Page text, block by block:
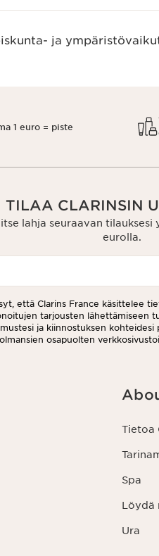
ja
1 euro = piste
TILAA CLARINSIN
lahja seuraavan
eurolla.
että Clarins France käsittelee
tarjousten lähettämiseen
ja kiinnostuksen kohteidesi
osapuolten
peruuttaa suostumuksesi milloin
Tietoa
Spa
Löydä
Ura